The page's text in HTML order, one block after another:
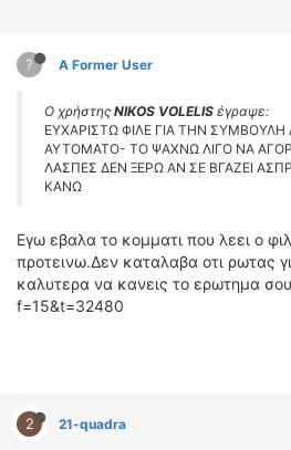
? A Former User
Ο χρήστης NIKOS VOLELIS έγραψε:
ΕΥΧΑΡΙΣΤΩ ΦΙΛΕ ΓΙΑ ΤΗΝ
ΑΥΤΟΜΑΤΟ- ΤΟ ΨΑΧΝΩ ΛΙΓΟ ΝΑ
ΛΑΣΠΕΣ ΔΕΝ ΞΕΡΩ ΑΝ ΣΕ ΒΓΑΖΕΙ
ΚΑΝΩ
Εγω εβαλα το κομματι που λεει ο
προτεινω.Δεν καταλαβα οτι ρωτας
καλυτερα να κανεις το ερωτημα
f=15&t=32480
2 21-quadra